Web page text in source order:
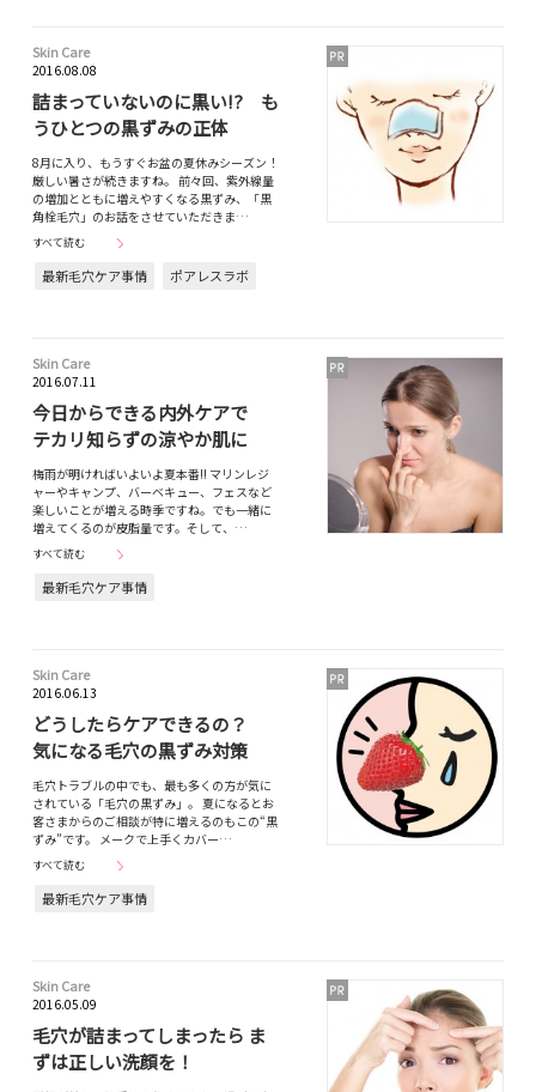
Skin Care
2016.08.08
詰まっていないのに黒い!? も
うひとつの黒ずみの正体
8月に入り、もうすぐお盆の夏休みシーズン！
厳しい暑さが続きますね。 前々回、紫外線量
の増加とともに増えやすくなる黒ずみ、「黒
角栓毛穴」のお話をさせていただきま…
すべて読む
最新毛穴ケア事情 ポアレスラボ
Skin Care
2016.07.11
今日からできる内外ケアで
テカリ知らずの涼やか肌に
梅雨が明ければいよいよ夏本番!! マリンレジ
ャーやキャンプ、バーベキュー、フェスなど
楽しいことが増える時季ですね。でも一緒に
増えてくるのが皮脂量です。そして、…
すべて読む
最新毛穴ケア事情
Skin Care
2016.06.13
どうしたらケアできるの？
気になる毛穴の黒ずみ対策
毛穴トラブルの中でも、最も多くの方が気に
されている「毛穴の黒ずみ」。 夏になるとお
客さまからのご相談が特に増えるのもこの“黒
ずみ”です。 メークで上手くカバー…
すべて読む
最新毛穴ケア事情
Skin Care
2016.05.09
毛穴が詰まってしまったら ま
ずは正しい洗顔を！